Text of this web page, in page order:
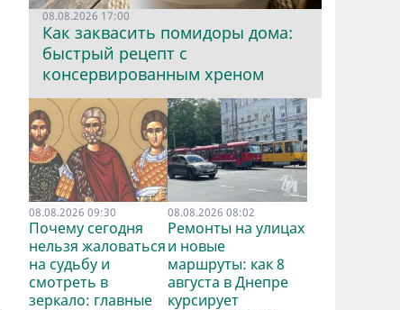
08.08.2026 17:00
Как заквасить помидоры дома:
быстрый рецепт с
консервированным хреном
08.08.2026 09:30
Почему сегодня
нельзя жаловаться
на судьбу и
смотреть в
зеркало: главные
08.08.2026 08:02
Ремонты на улицах
и новые
маршруты: как 8
августа в Днепре
курсирует